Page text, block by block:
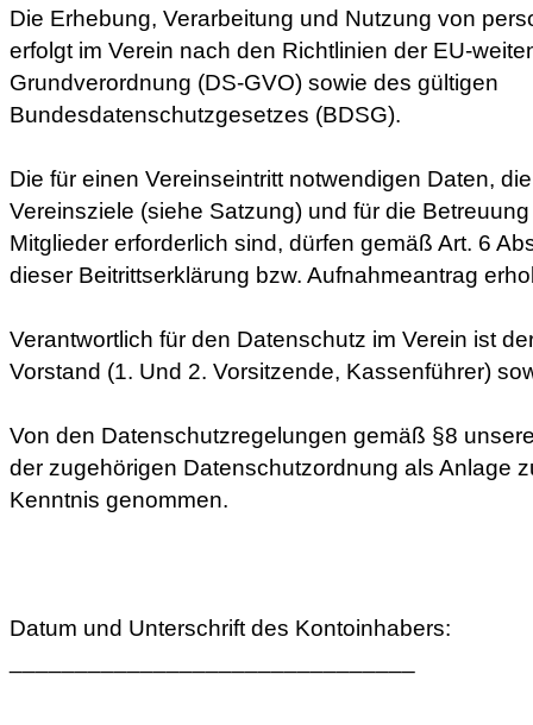
Die Erhebung, Verarbeitung und Nutzung von
erfolgt im Verein nach den Richtlinien der EU-
Grundverordnung (DS-GVO) sowie des gültigen
Bundesdatenschutzgesetzes (BDSG).
Die für einen Vereinseintritt notwendigen Daten,
Vereinsziele (siehe Satzung) und für die
Mitglieder erforderlich sind, dürfen gemäß Art. 6
dieser Beitrittserklärung bzw. Aufnahmeantrag
Verantwortlich für den Datenschutz im Verein ist
Vorstand (1. Und 2. Vorsitzende, Kassenführer)
Von den Datenschutzregelungen gemäß §8
der zugehörigen Datenschutzordnung als Anlage
Kenntnis genommen.
Datum und Unterschrift des Kontoinhabers: